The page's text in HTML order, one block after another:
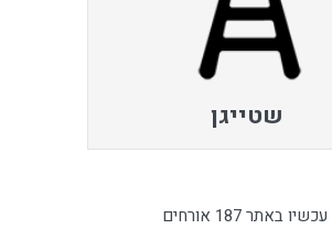
שטייגן
עכשיו באתר 187 אורחים